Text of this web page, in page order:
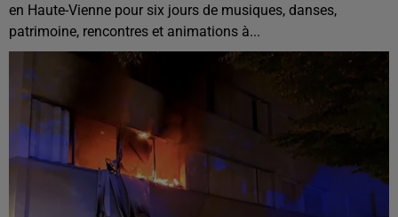
en Haute-Vienne pour six jours de musiques, danses,
patrimoine, rencontres et animations à...